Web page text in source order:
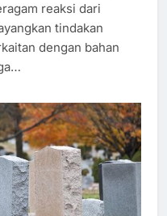
reaksi dari
tindakan
dengan bahan